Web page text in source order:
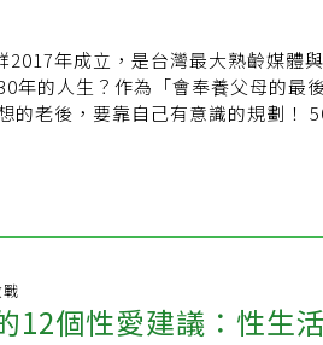
年成立，是台灣最大熟齡媒體與
年的人生？作為「會奉養父母的最
靠自己有意識的規劃！ 50+提供生活全面向
12個性愛建議：性生